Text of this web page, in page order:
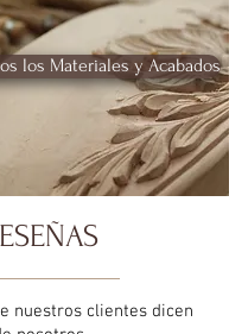
los Materiales y Acabados
nuestros clientes dicen